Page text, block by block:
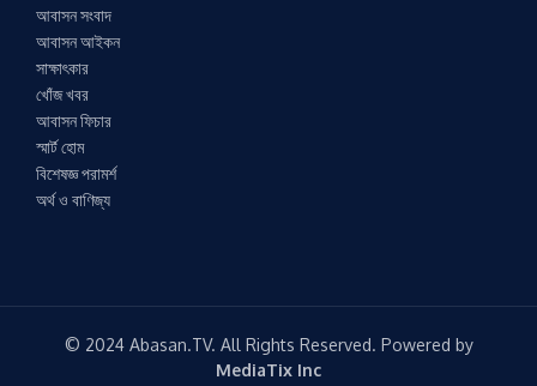
আবাসন সংবাদ
আবাসন আইকন
সাক্ষাৎকার
খোঁজ খবর
আবাসন ফিচার
স্মার্ট হোম
বিশেষজ্ঞ পরামর্শ
অর্থ ও বাণিজ্য
© 2024 Abasan.TV. All Rights Reserved. Powered by
MediaTix Inc